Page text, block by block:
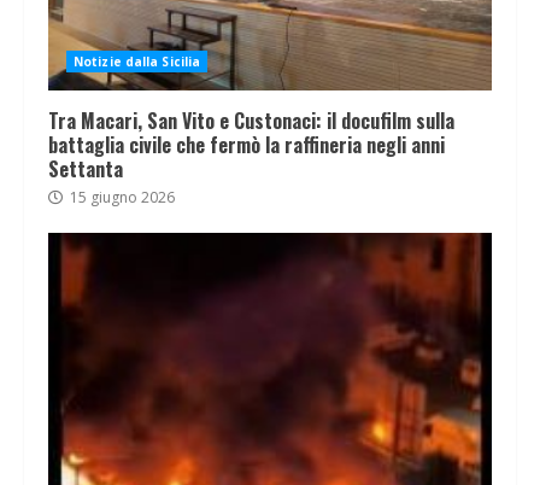
Notizie dalla Sicilia
Tra Macari, San Vito e Custonaci: il docufilm sulla
battaglia civile che fermò la raffineria negli anni
Settanta
15 giugno 2026